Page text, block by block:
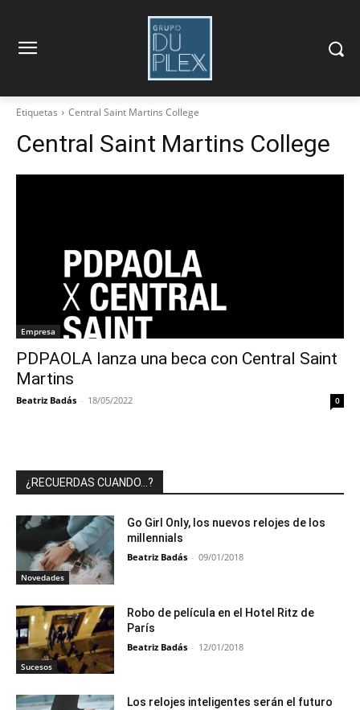
Etiquetas Central Saint Martins College
Central Saint Martins College
Empresa
PDPAOLA lanza una beca con Central Saint
Martins
Beatriz Badás - 18/05/2022 0
¿RECUERDAS CUANDO…?
Novedades
Go Girl Only, los nuevos relojes de los
millennials
Beatriz Badás - 09/01/2018
Sucesos
Robo de película en el Hotel Ritz de
París
Beatriz Badás - 12/01/2018
Los relojes inteligentes serán el futuro